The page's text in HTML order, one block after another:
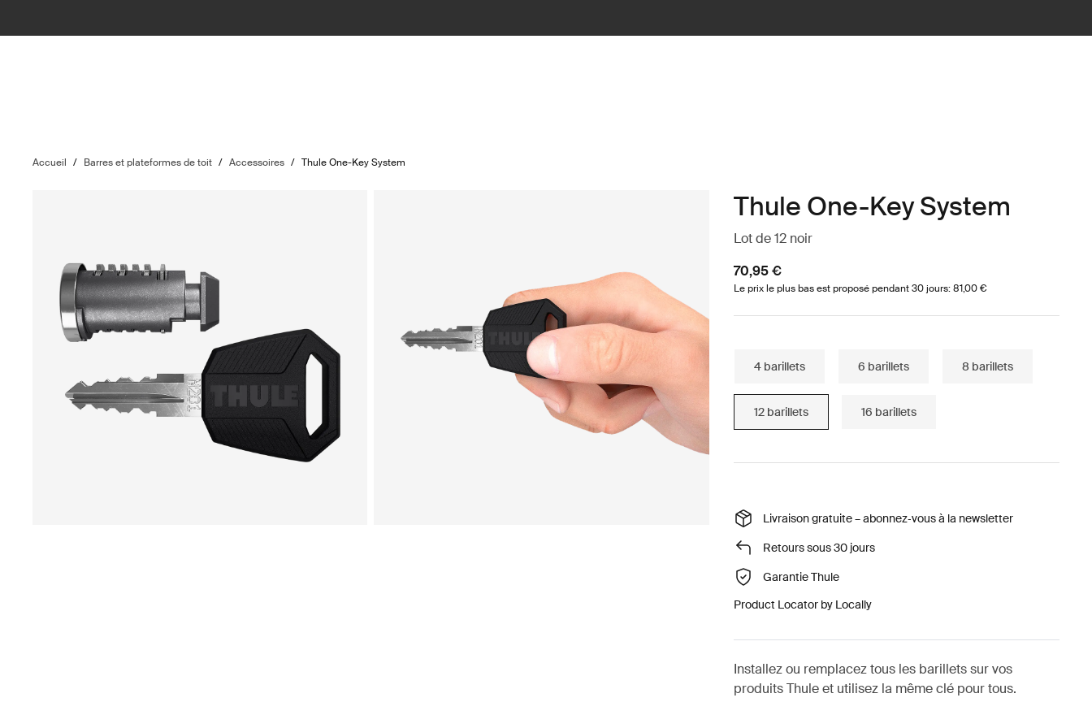
Accueil / Barres et plateformes de toit / Accessoires / Thule One-Key System
Thule One-Key System
Lot de 12 noir
70,95 €
Le prix le plus bas est proposé pendant 30 jours: 81,00 €
4 barillets 6 barillets 8 barillets
12 barillets 16 barillets
Livraison gratuite – abonnez‑vous à la newsletter
Retours sous 30 jours
Garantie Thule
Product Locator by Locally
Installez ou remplacez tous les barillets sur vos
produits Thule et utilisez la même clé pour tous.